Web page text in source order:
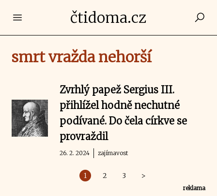
Open main menučtidoma.cz
smrt vražda nehorší
Zvrhlý papež Sergius III.
přihlížel hodně nechutné
podívané. Do čela církve se
provraždil
26. 2. 2024 zajímavost
1 2 3 >
reklama